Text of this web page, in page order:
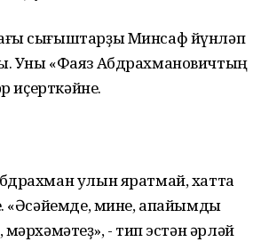
сығыштарҙы Минсаф йүнләп
Уны «Фаяз Абдрахмановичтың
иҫерткәйне.
улын яратмай, хатта
«Әсәйемде, мине, апайымды
- тип эстән әрләй